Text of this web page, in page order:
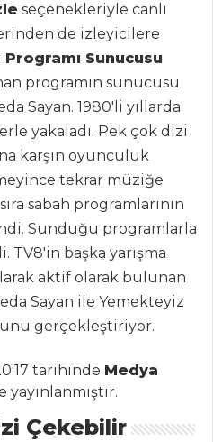
seçenekleriyle canlı
de izleyicilere
Sunucusu
programın sunucusu
Sayan. 1980'li yıllarda
yakaladı. Pek çok dizi
karşın oyunculuk
tekrar müziğe
sabah programlarının
Sunduğu programlarla
TV8'in başka yarışma
aktif olarak bulunan
Sayan ile Yemekteyiz
gerçekleştiriyor.
tarihinde Medya
Çekebilir